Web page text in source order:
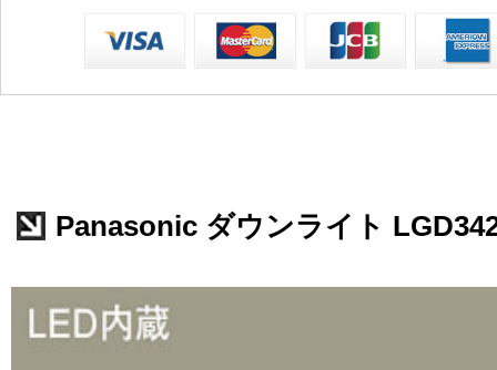
Panasonic ダウンライト